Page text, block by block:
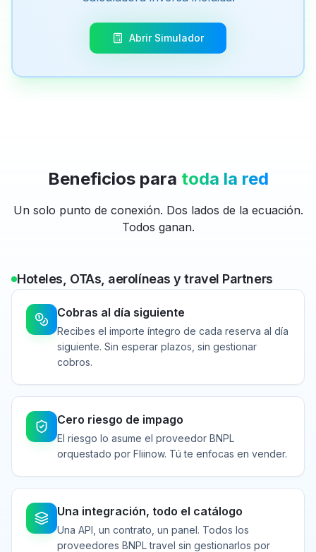
Abrir Simulador
Beneficios para toda la red
Un solo punto de conexión. Dos lados de la ecuación.
Todos ganan.
Hoteles, OTAs, aerolíneas y travel Partners
Cobras al día siguiente
Recibes el importe íntegro de cada reserva al día
siguiente. Sin esperar plazos, sin gestionar
cobros.
Cero riesgo de impago
El riesgo lo asume el proveedor BNPL
orquestado por Fliinow. Tú te enfocas en vender.
Una integración, todo el catálogo
Una API, un contrato, un panel. Todos los
proveedores BNPL travel sin gestionarlos por